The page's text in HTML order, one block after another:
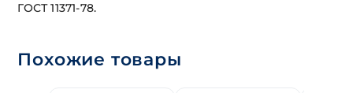
ГОСТ 11371-78.
Похожие товары